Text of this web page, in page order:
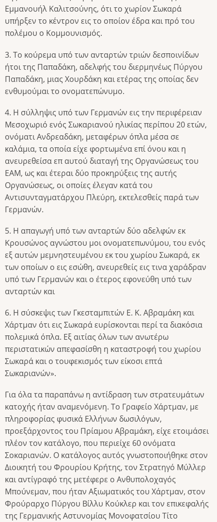
Εμμανουήλ Καλιτσούνης, ότι το χωρίον Σωκαρά
υπήρξεν το κέντρον εις το οποίον έδρα και πρό του
πολέμου ο Κομμουνισμός.
3. Το κούρεμα υπό των ανταρτών τριών δεσποινίδων
ήτοι της Παπαδάκη, αδελφής του διερμηνέως Πύργου
Παπαδάκη, μιας Χουρδάκη και ετέρας της οποίας δεν
ενθυμούμαι το ονοματεπώνυμο.
4. Η σύλληψις υπό των Γερμανών εις την περιφέρειαν
Μεσοχωριό ενός Σωκαριανού ηλικίας περίπου 20 ετών,
ονόματι Ανδρεαδάκη, μεταφέρων όπλα μέσα σε
καλάμια, τα οποία είχε φορτωμένα επί όνου και η
ανευρεθείσα επ αυτού διαταγή της Οργανώσεως του
ΕΑΜ, ως και έτεραι δύο προκηρύξεις της αυτής
Οργανώσεως, οι οποίες έλεγαν κατά του
Αντισυνταγματάρχου Πλεύρη, εκτελεσθείς παρά των
Γερμανών.
5. Η απαγωγή υπό των ανταρτών δύο αδελφών εκ
Κρουσώνος αγνώστου μοι ονοματεπωνύμου, του ενός
εξ αυτών μεμνηστευμένου εκ του χωρίου Σωκαρά, εκ
των οποίων ο εις εσώθη, ανευρεθείς εις τινα χαράδραν
υπό των Γερμανών και ο έτερος εφονεύθη υπό των
ανταρτών και
6. Η σύσκεψις των Γκεσταμπιτών Ε. Κ. Αβραμάκη και
Χάρτμαν ότι εις Σωκαρά ευρίσκονται περί τα διακόσια
πολεμικά όπλα. Εξ αιτίας όλων των ανωτέρω
περιστατικών απεφασίσθη η καταστροφή του χωρίου
Σωκαρά και ο τουφεκισμός των είκοσι επτά
Σωκαριανών».
Για όλα τα παραπάνω η αντίδραση των στρατευμάτων
κατοχής ήταν αναμενόμενη. Το Γραφείο Χάρτμαν, με
πληροφορίας φυσικά Ελλήνων δωσιλόγων,
προεξάρχοντος του Πρίαμου Αβραμάκη, είχε ετοιμάσει
πλέον τον κατάλογο, που περιείχε 60 ονόματα
Σοκαριανών. Ο κατάλογος αυτός γνωστοποιήθηκε στον
Διοικητή του Φρουρίου Κρήτης, τον Στρατηγό Μύλλερ
και αντίγραφό της μετέφερε ο Ανθυπολοχαγός
Μπούνεμαν, που ήταν Αξιωματικός του Χάρτμαν, στον
Φρούραρχο Πύργου Βίλλυ Κούκλερ και τον επικεφαλής
της Γερμανικής Αστυνομίας Μονοφατσίου Τίτο